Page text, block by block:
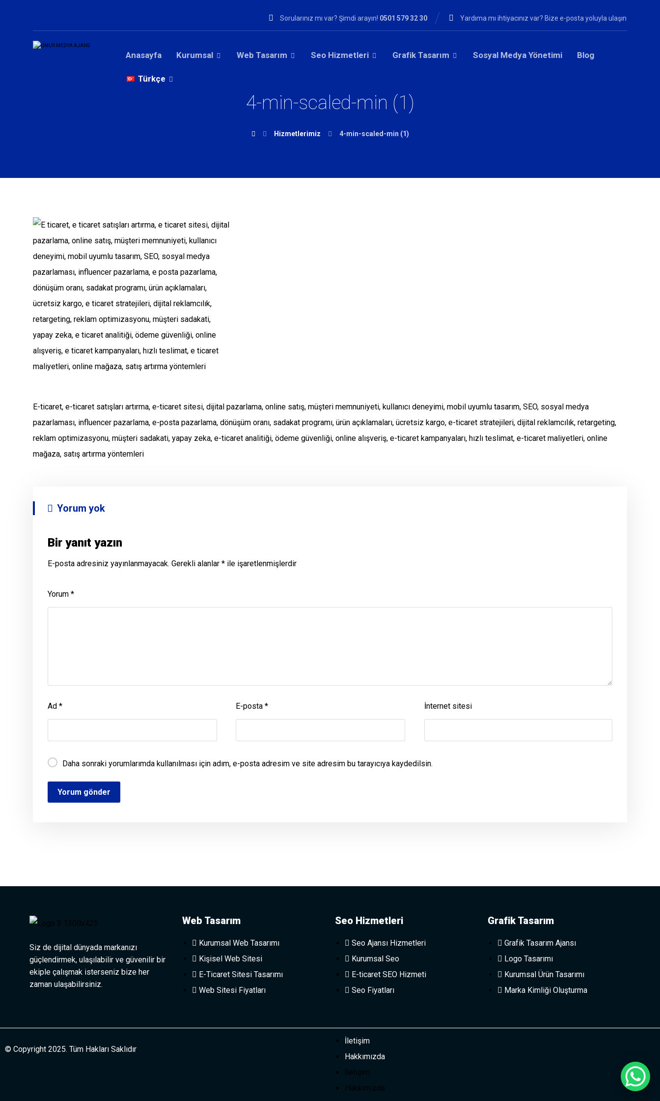
Yardıma mı ihtiyacınız var? Bize e-posta yoluyla ulaşın
Sorularınız mı var? Şimdi arayın! 0501 579 32 30
Anasayfa Kurumsal Web Tasarım Seo Hizmetleri Grafik Tasarım Sosyal Medya Yönetimi Blog
Türkçe
4-min-scaled-min (1)
Hizmetlerimiz 4-min-scaled-min (1)
E-ticaret, e-ticaret satışları artırma, e-ticaret sitesi, dijital pazarlama, online satış, müşteri memnuniyeti, kullanıcı deneyimi, mobil uyumlu tasarım, SEO, sosyal medya
pazarlaması, influencer pazarlama, e-posta pazarlama, dönüşüm oranı, sadakat programı, ürün açıklamaları, ücretsiz kargo, e-ticaret stratejileri, dijital reklamcılık, retargeting,
reklam optimizasyonu, müşteri sadakati, yapay zeka, e-ticaret analitiği, ödeme güvenliği, online alışveriş, e-ticaret kampanyaları, hızlı teslimat, e-ticaret maliyetleri, online
mağaza, satış artırma yöntemleri
Yorum yok
Bir yanıt yazın
E-posta adresiniz yayınlanmayacak. Gerekli alanlar* ile işaretlenmişlerdir
Yorum*
Ad* E-posta* İnternet sitesi
Daha sonraki yorumlarımda kullanılması için adım, e-posta adresim ve site adresim bu tarayıcıya kaydedilsin.
Siz de dijital dünyada markanızı
güçlendirmek, ulaşılabilir ve güvenilir bir
ekiple çalışmak isterseniz bize her
zaman ulaşabilirsiniz.
Web Tasarım
Kurumsal Web Tasarımı
Kişisel Web Sitesi
E-Ticaret Sitesi Tasarımı
Web Sitesi Fiyatları
Seo Hizmetleri
Seo Ajansı Hizmetleri
Kurumsal Seo
E-ticaret SEO Hizmeti
Seo Fiyatları
Grafik Tasarım
Grafik Tasarım Ajansı
Logo Tasarımı
Kurumsal Ürün Tasarımı
Marka Kimliği Oluşturma
© Copyright 2025. Tüm Hakları Saklıdır
İletişim
Hakkımızda
İletişim
Hakkımızda